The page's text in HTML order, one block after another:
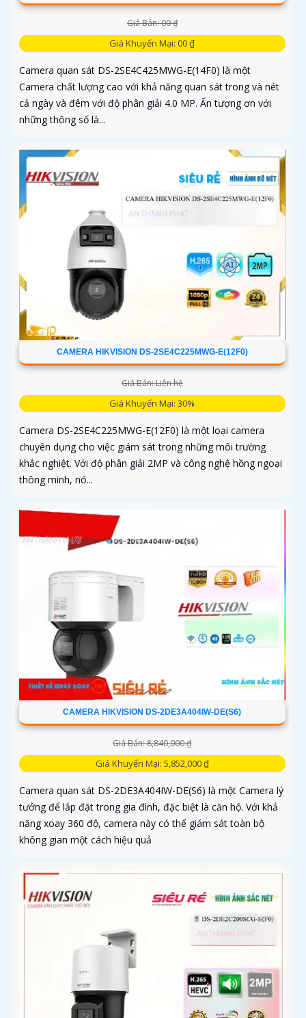
Giá Bán: 00 ₫
Giá Khuyến Mại: 00 ₫
Camera quan sát DS-2SE4C425MWG-E(14F0) là một
Camera chất lượng cao với khả năng quan sát trong và nét
cả ngày và đêm với độ phân giải 4.0 MP. Ấn tượng ơn với
những thông số là...
CAMERA HIKVISION DS-2SE4C225MWG-E(12F0)
Giá Bán: Liên hệ
Giá Khuyến Mại: 30%
Camera DS-2SE4C225MWG-E(12F0) là một loại camera
chuyên dụng cho việc giám sát trong những môi trường
khắc nghiệt. Với độ phân giải 2MP và công nghệ hồng ngoại
thông minh, nó...
CAMERA HIKVISION DS-2DE3A404IW-DE(S6)
Giá Bán: 8,840,000 ₫
Giá Khuyến Mại: 5,852,000 ₫
Camera quan sát DS-2DE3A404IW-DE(S6) là một Camera lý
tưởng để lắp đặt trong gia đình, đặc biệt là căn hộ. Với khả
năng xoay 360 độ, camera này có thể giám sát toàn bộ
không gian một cách hiệu quả